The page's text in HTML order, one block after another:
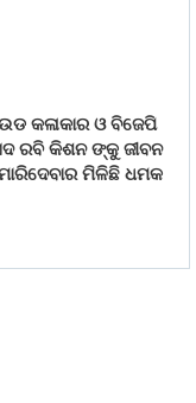
କଳାକାର ଓ ବିଜେପି
ରବି କିଶନ ଙ୍କୁ ଜୀବନ
ମିଳିଛି ଧମକ